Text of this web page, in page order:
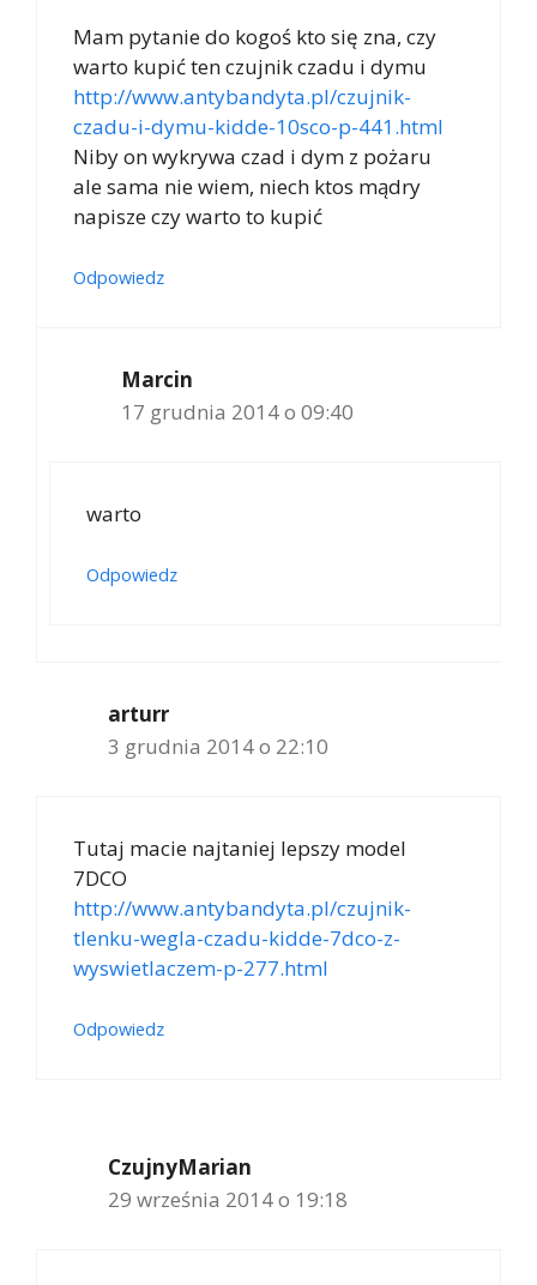
Mam pytanie do kogoś kto się zna, czy
warto kupić ten czujnik czadu i dymu
http://www.antybandyta.pl/czujnik-
czadu-i-dymu-kidde-10sco-p-441.html
Niby on wykrywa czad i dym z pożaru
ale sama nie wiem, niech ktos mądry
napisze czy warto to kupić
Odpowiedz
Marcin
17 grudnia 2014 o 09:40
warto
Odpowiedz
arturr
3 grudnia 2014 o 22:10
Tutaj macie najtaniej lepszy model
7DCO
http://www.antybandyta.pl/czujnik-
tlenku-wegla-czadu-kidde-7dco-z-
wyswietlaczem-p-277.html
Odpowiedz
CzujnyMarian
29 września 2014 o 19:18